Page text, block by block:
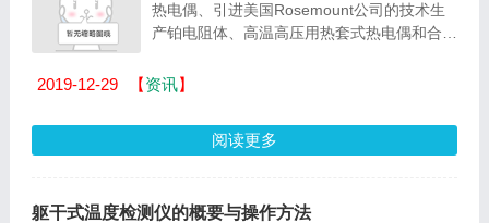
热电偶、引进美国Rosemount公司的技术生
产铂电阻体、高温高压用热套式热电偶和合成
热电偶采用...
2019-12-29 【资讯】
阅读更多
躯干式温度检测仪的概要与操作方法